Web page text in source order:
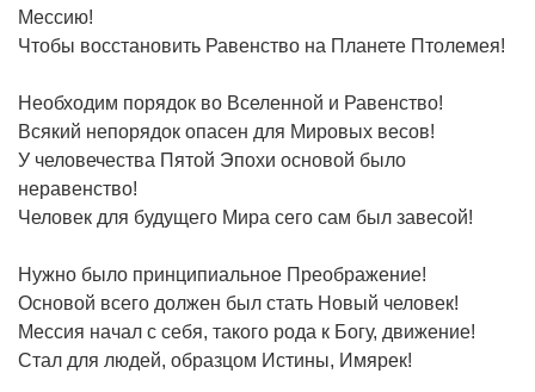
Мессию!
Чтобы восстановить Равенство на Планете Птолемея!
Необходим порядок во Вселенной и Равенство!
Всякий непорядок опасен для Мировых весов!
У человечества Пятой Эпохи основой было
неравенство!
Человек для будущего Мира сего сам был завесой!
Нужно было принципиальное Преображение!
Основой всего должен был стать Новый человек!
Мессия начал с себя, такого рода к Богу, движение!
Стал для людей, образцом Истины, Имярек!